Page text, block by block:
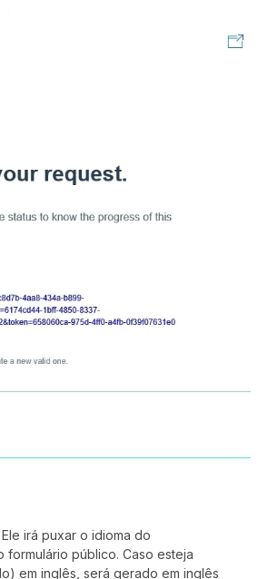
irá puxar o idioma do
público. Caso esteja
em inglês, será gerado em inglês